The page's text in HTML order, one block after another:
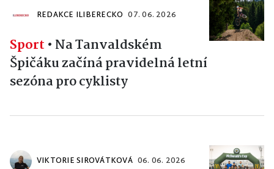
REDAKCE ILIBERECKO 07. 06. 2026
Sport • Na Tanvaldském
Špičáku začíná pravidelná letní
sezóna pro cyklisty
VIKTORIE SIROVÁTKOVÁ 06. 06. 2026